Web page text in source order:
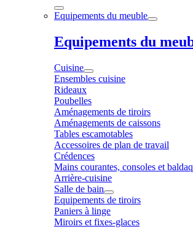
Equipements du meuble
Equipements du
Cuisine
Ensembles cuisine
Rideaux
Poubelles
Aménagements de tiroirs
Aménagements de caissons
Tables escamotables
Accessoires de plan de travail
Crédences
Mains courantes, consoles et
Arrière-cuisine
Salle de bain
Equipements de tiroirs
Paniers à linge
Miroirs et fixes-glaces